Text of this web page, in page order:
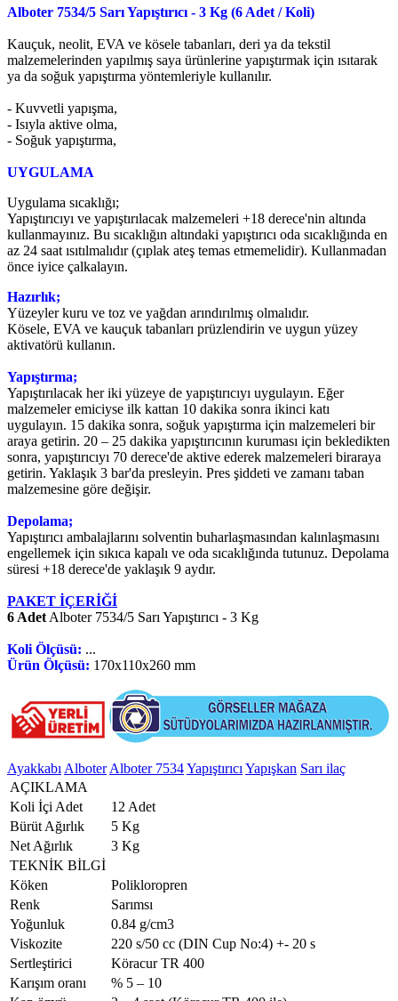
Alboter 7534/5 Sarı Yapıştırıcı - 3 Kg (6 Adet / Koli)
Kauçuk, neolit, EVA ve kösele tabanları, deri ya da tekstil
malzemelerinden yapılmış saya ürünlerine yapıştırmak için ısıtarak
ya da soğuk yapıştırma yöntemleriyle kullanılır.
- Kuvvetli yapışma,
- Isıyla aktive olma,
- Soğuk yapıştırma,
UYGULAMA
Uygulama sıcaklığı;
Yapıştırıcıyı ve yapıştırılacak malzemeleri +18 derece'nin altında
kullanmayınız. Bu sıcaklığın altındaki yapıştırıcı oda sıcaklığında en
az 24 saat ısıtılmalıdır (çıplak ateş temas etmemelidir). Kullanmadan
önce iyice çalkalayın.
Hazırlık;
Yüzeyler kuru ve toz ve yağdan arındırılmış olmalıdır.
Kösele, EVA ve kauçuk tabanları prüzlendirin ve uygun yüzey
aktivatörü kullanın.
Yapıştırma;
Yapıştırılacak her iki yüzeye de yapıştırıcıyı uygulayın. Eğer
malzemeler emiciyse ilk kattan 10 dakika sonra ikinci katı
uygulayın. 15 dakika sonra, soğuk yapıştırma için malzemeleri bir
araya getirin. 20 – 25 dakika yapıştırıcının kuruması için bekledikten
sonra, yapıştırıcıyı 70 derece'de aktive ederek malzemeleri biraraya
getirin. Yaklaşık 3 bar'da presleyin. Pres şiddeti ve zamanı taban
malzemesine göre değişir.
Depolama;
Yapıştırıcı ambalajlarını solventin buharlaşmasından kalınlaşmasını
engellemek için sıkıca kapalı ve oda sıcaklığında tutunuz. Depolama
süresi +18 derece'de yaklaşık 9 aydır.
PAKET İÇERİĞİ
6 Adet Alboter 7534/5 Sarı Yapıştırıcı - 3 Kg
Koli Ölçüsü: ...
Ürün Ölçüsü: 170x110x260 mm
Ayakkabı Alboter Alboter 7534Yapıştırıcı Yapışkan Sarı ilaç
AÇIKLAMA
Koli İçi Adet
12 Adet
Bürüt Ağırlık
5 Kg
Net Ağırlık
3 Kg
TEKNİK BİLGİ
Köken
Polikloropren
Renk
Sarımsı
Yoğunluk
0.84 g/cm3
Viskozite
220 s/50 cc (DIN Cup No:4) +- 20 s
Sertleştirici
Köracur TR 400
Karışım oranı
% 5 – 10